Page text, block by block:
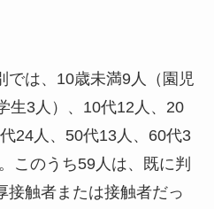
は、10歳未満9人（園児
生3人）、10代12人、20
24人、50代13人、60代3
このうち59人は、既に判
接触者または接触者だっ